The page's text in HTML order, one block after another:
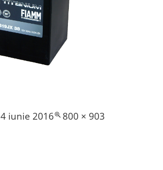
Posted
4 iunie 2016
Full
800 × 903